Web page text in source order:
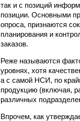
так и с позиций
позиции. Основными
опроса, признаются
планирования и
заказов.
Реже называются
уровнях, хотя
а с самой НСИ, по
продукцию (включая,
различных
Впрочем, как